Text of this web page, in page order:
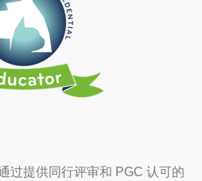
过提供同行评审和 PGC 认可的